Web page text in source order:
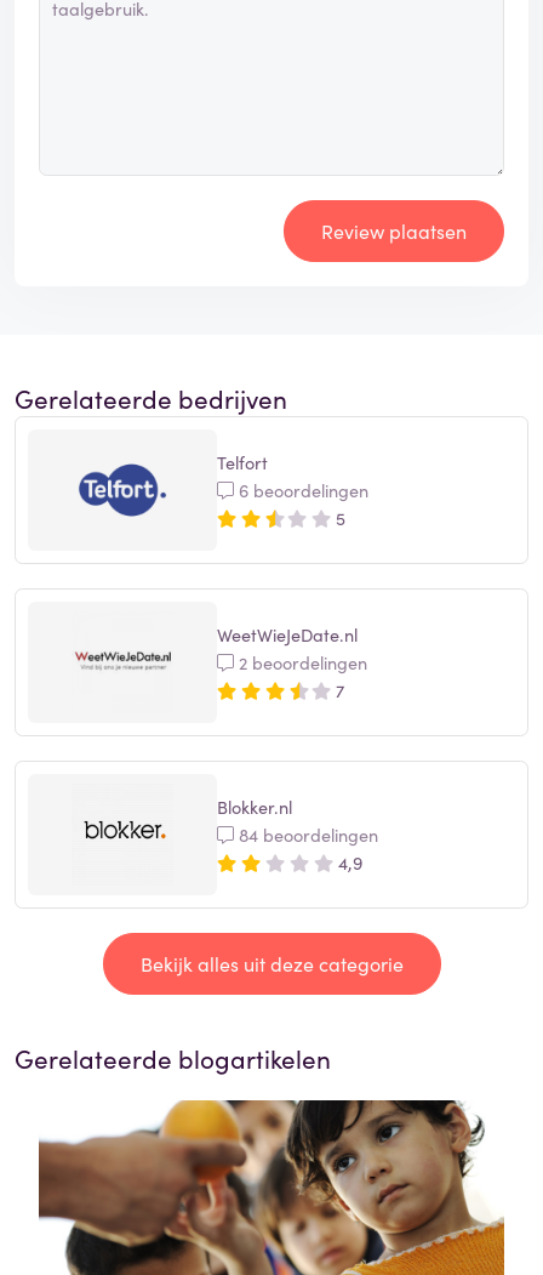
Review plaatsen
Gerelateerde bedrijven
Telfort
6 beoordelingen
5
WeetWieJeDate.nl
2 beoordelingen
7
Blokker.nl
84 beoordelingen
4,9
Bekijk alles uit deze categorie
Gerelateerde blogartikelen